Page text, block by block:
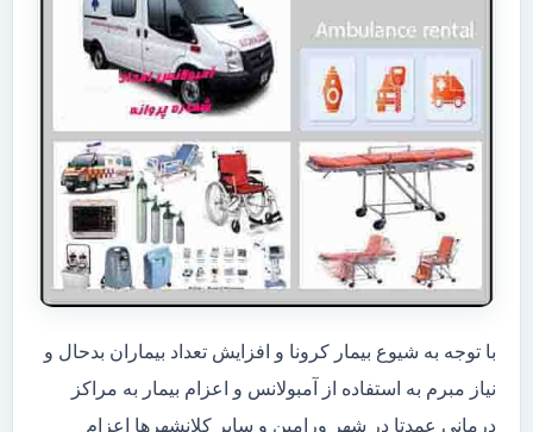
با توجه به شیوع بیمار کرونا و افزایش تعداد بیماران بدحال و
نیاز مبرم به استفاده از آمبولانس و اعزام بیمار به مراکز
درمانی عمدتا در شهر ورامین و سایر کلانشهرها اعزام